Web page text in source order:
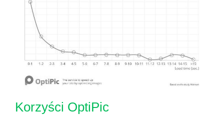
Korzyści OptiPic